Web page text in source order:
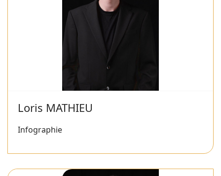
Loris MATHIEU
Infographie